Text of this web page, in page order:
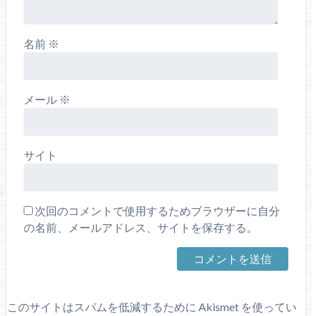
名前 ※
メール ※
サイト
次回のコメントで使用するためブラウザーに自分
の名前、メールアドレス、サイトを保存する。
このサイトはスパムを低減するために Akismet を使ってい